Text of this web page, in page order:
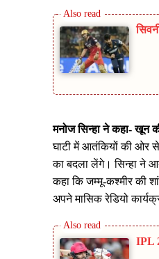
मनोज सिन्हा ने कहा- खून
घाटी में आतंकियों की ओर से
का बदला लेंगे। सिन्हा ने
कहा कि जम्मू-कश्मीर की
अपने मासिक रेडियो
IPL